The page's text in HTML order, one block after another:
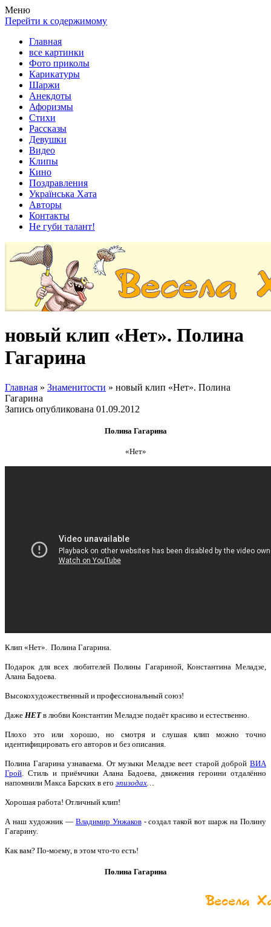
Весела хата — прикольные картинки, смешные истории,
клипы!
Покажем всем ваши фото приколы, карикатуры, шаржи, стихи,
рассказы, видео и песни!
Меню
Перейти к содержимому
Главная
все картинки
Фото приколы
Карикатуры
Шаржи
Анекдоты
Афоризмы
Стихи
Рассказы
Девушки
Видео
Клипы
Кино
Поздравления
Українська Хата
Авторы
Контакты
Не губи талант!
новый клип «Нет». Полина
Гагарина
Главная » Знаменитости » новый клип «Нет». Полина
Гагарина
Запись опубликована 01.09.2012
Полина Гагарина
«Нет»
Клип «Нет». Полина Гагарина.
Подарок для всех любителей Полины Гагариной, Константина Меладзе,
Алана Бадоева.
Высокохудожественный и профессиональный союз!
Даже НЕТв любви Константин Меладзе подаёт красиво и естественно.
Плохо это или хорошо, но смотря и слушая клип можно точно
идентифицировать его авторов и без описания.
Полина Гагарина узнаваема. От музыки Меладзе веет старой доброй ВИА
Грой. Стиль и приёмчики Алана Бадоева, движения героини отдалённо
напомнили Макса Барских в его эпизодах…
Хорошая работа! Отличный клип!
А наш художник — Владимир Унжаков- создал такой вот шарж на Полину
Гагарину.
Как вам? По-моему, в этом что-то есть!
Полина Гагарина